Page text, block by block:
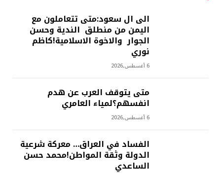
الى ال سعود:متى تتعاملون مع
اليمن من منطلق الندية وحسن
الجوار والاخوة الاسلامية!كاظم
نوري
6 أغسطس,2026
متى يتوقف العرب عن هدم
انفسهم؟لمياء العامري
6 أغسطس,2026
الفساد في العراق… معركة شرعية
الدولة وثقة المواطن!محمد حسن
الساعدي